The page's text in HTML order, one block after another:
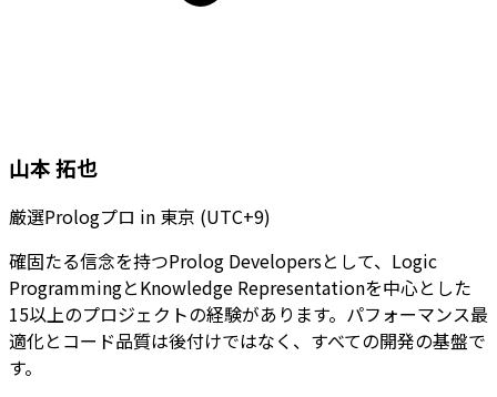
山本 拓也
厳選Prologプロ in 東京 (UTC+9)
確固たる信念を持つProlog Developersとして、Logic
ProgrammingとKnowledge Representationを中心とした
15以上のプロジェクトの経験があります。パフォーマンス最
適化とコード品質は後付けではなく、すべての開発の基盤で
す。